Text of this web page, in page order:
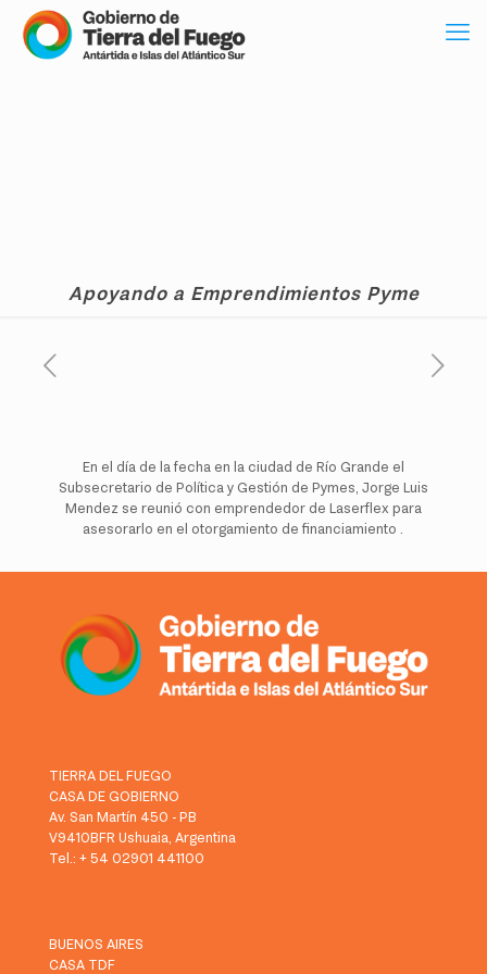
Apoyando a Emprendimientos Pyme
En el día de la fecha en la ciudad de Río Grande el
Subsecretario de Política y Gestión de Pymes, Jorge Luis
Mendez se reunió con emprendedor de Laserflex para
asesorarlo en el otorgamiento de financiamiento .
TIERRA DEL FUEGO
CASA DE GOBIERNO
Av. San Martín 450 - PB
V9410BFR Ushuaia, Argentina
Tel.: + 54 02901 441100
BUENOS AIRES
CASA TDF